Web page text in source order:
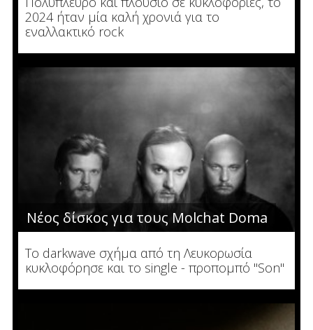
2024 ήταν μία καλή χρονιά για το
εναλλακτικό rock
Νέος δίσκος για τους Molchat Doma
To darkwave σχήμα από τη Λευκορωσία
κυκλοφόρησε και το single - προπομπό "Son"